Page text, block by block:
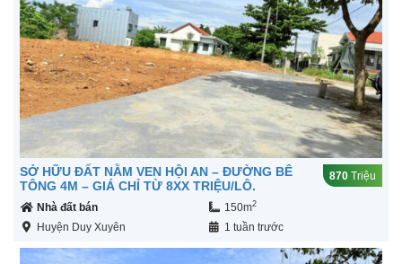
SỞ HỮU ĐẤT NẰM VEN HỘI AN – ĐƯỜNG BÊ
TÔNG 4M – GIÁ CHỈ TỪ 8XX TRIỆU/LÔ.
870 Triệu
Nhà đất bán 150m2
Huyện Duy Xuyên 1 tuần trước